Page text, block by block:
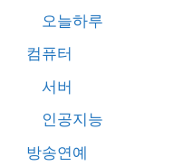
오늘하루
컴퓨터
서버
인공지능
방송연예